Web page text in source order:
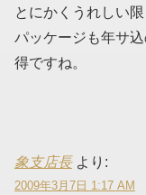
とにかくうれしい限
パッケージも年サ
得ですね。
象支店長 より:
2009年3月7日 1:17 AM